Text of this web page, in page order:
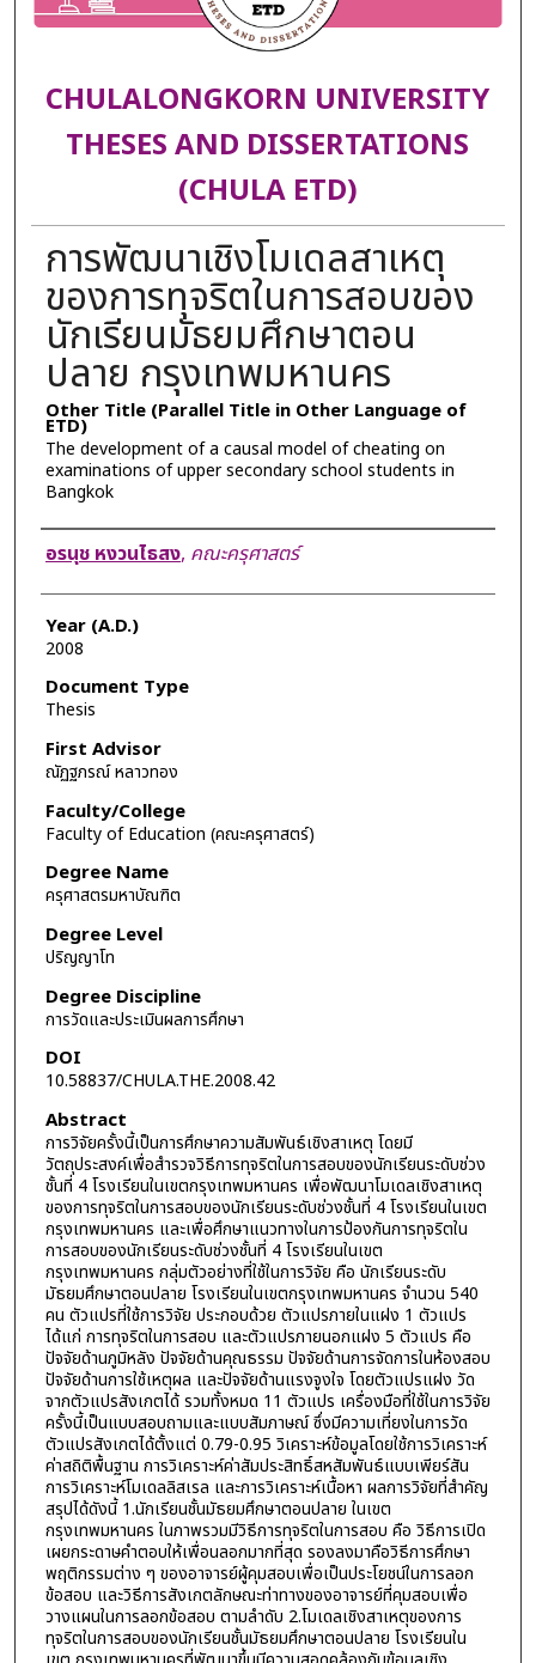
CHULALONGKORN UNIVERSITY
THESES AND DISSERTATIONS
(CHULA ETD)
การพัฒนาเชิงโมเดลสาเหตุ
ของการทุจริตในการสอบของ
นักเรียนมัธยมศึกษาตอน
ปลาย กรุงเทพมหานคร
Other Title (Parallel Title in Other Language of
ETD)
The development of a causal model of cheating on
examinations of upper secondary school students in
Bangkok
Author
อรนุช หงวนไธสง, คณะครุศาสตร์
Year (A.D.)
2008
Document Type
Thesis
First Advisor
ณัฏฐภรณ์ หลาวทอง
Faculty/College
Faculty of Education (คณะครุศาสตร์)
Degree Name
ครุศาสตรมหาบัณฑิต
Degree Level
ปริญญาโท
Degree Discipline
การวัดและประเมินผลการศึกษา
DOI
10.58837/CHULA.THE.2008.42
Abstract
การวิจัยครั้งนี้เป็นการศึกษาความสัมพันธ์เชิงสาเหตุ โดยมี
วัตถุประสงค์เพื่อสำรวจวิธีการทุจริตในการสอบของนักเรียนระดับช่วง
ชั้นที่ 4 โรงเรียนในเขตกรุงเทพมหานคร เพื่อพัฒนาโมเดลเชิงสาเหตุ
ของการทุจริตในการสอบของนักเรียนระดับช่วงชั้นที่ 4 โรงเรียนในเขต
กรุงเทพมหานคร และเพื่อศึกษาแนวทางในการป้องกันการทุจริตใน
การสอบของนักเรียนระดับช่วงชั้นที่ 4 โรงเรียนในเขต
กรุงเทพมหานคร กลุ่มตัวอย่างที่ใช้ในการวิจัย คือ นักเรียนระดับ
มัธยมศึกษาตอนปลาย โรงเรียนในเขตกรุงเทพมหานคร จำนวน 540
คน ตัวแปรที่ใช้การวิจัย ประกอบด้วย ตัวแปรภายในแฝง 1 ตัวแปร
ได้แก่ การทุจริตในการสอบ และตัวแปรภายนอกแฝง 5 ตัวแปร คือ
ปัจจัยด้านภูมิหลัง ปัจจัยด้านคุณธรรม ปัจจัยด้านการจัดการในห้องสอบ
ปัจจัยด้านการใช้เหตุผล และปัจจัยด้านแรงจูงใจ โดยตัวแปรแฝง วัด
จากตัวแปรสังเกตได้ รวมทั้งหมด 11 ตัวแปร เครื่องมือที่ใช้ในการวิจัย
ครั้งนี้เป็นแบบสอบถามและแบบสัมภาษณ์ ซึ่งมีความเที่ยงในการวัด
ตัวแปรสังเกตได้ตั้งแต่ 0.79-0.95 วิเคราะห์ข้อมูลโดยใช้การวิเคราะห์
ค่าสถิติพื้นฐาน การวิเคราะห์ค่าสัมประสิทธิ์สหสัมพันธ์แบบเพียร์สัน
การวิเคราะห์โมเดลลิสเรล และการวิเคราะห์เนื้อหา ผลการวิจัยที่สำคัญ
สรุปได้ดังนี้ 1.นักเรียนชั้นมัธยมศึกษาตอนปลาย ในเขต
กรุงเทพมหานคร ในภาพรวมมีวิธีการทุจริตในการสอบ คือ วิธีการเปิด
เผยกระดาษคำตอบให้เพื่อนลอกมากที่สุด รองลงมาคือวิธีการศึกษา
พฤติกรรมต่าง ๆ ของอาจารย์ผู้คุมสอบเพื่อเป็นประโยชน์ในการลอก
ข้อสอบ และวิธีการสังเกตลักษณะท่าทางของอาจารย์ที่คุมสอบเพื่อ
วางแผนในการลอกข้อสอบ ตามลำดับ 2.โมเดลเชิงสาเหตุของการ
ทุจริตในการสอบของนักเรียนชั้นมัธยมศึกษาตอนปลาย โรงเรียนใน